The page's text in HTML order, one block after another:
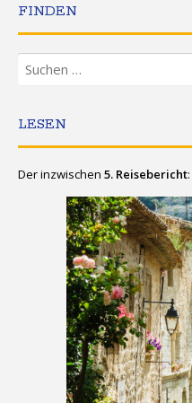
FINDEN
Suchen
nach:
LESEN
Der inzwischen 5. Reisebericht: